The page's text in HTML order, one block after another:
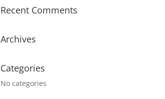
Recent Comments
Archives
Categories
No categories